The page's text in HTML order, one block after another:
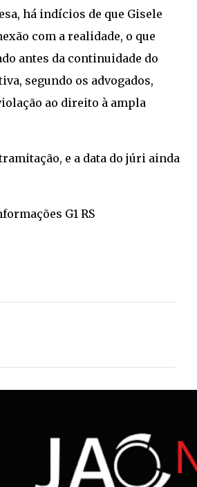
há indícios de que Gisele
com a realidade, o que
antes da continuidade do
segundo os advogados,
ao direito à ampla
e a data do júri ainda
G1 RS